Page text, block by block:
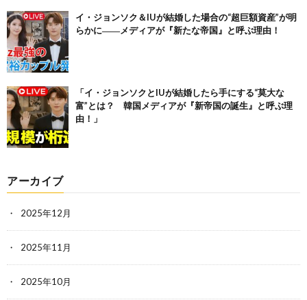
イ・ジョンソク＆IUが結婚した場合の“超巨額資産”が明
らかに――メディアが『新たな帝国』と呼ぶ理由！
「イ・ジョンソクとIUが結婚したら手にする“莫大な
富”とは？ 韓国メディアが『新帝国の誕生』と呼ぶ理
由！」
アーカイブ
2025年12月
2025年11月
2025年10月